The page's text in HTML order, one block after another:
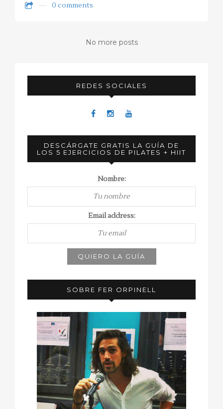
0 comments
No more posts
REDES SOCIALES
DESCÁRGATE GRATIS LA GUÍA DE
LOS 5 EJERCICIOS DE PILATES + HIIT
Nombre:
Email address:
SOBRE FER ORPINELL